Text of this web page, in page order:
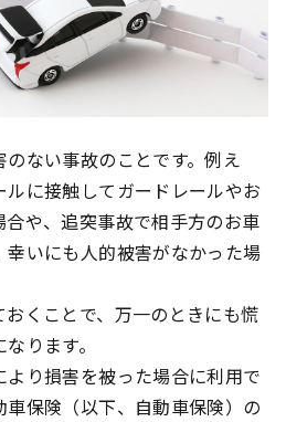
ない事故のことです。例え
に接触してガードレールやお
や、追突事故で相手方のお車
いにも人的被害がなかった場
くことで、万一のときにも慌
ります。
り損害を被った場合に利用で
保険（以下、自動車保険）の